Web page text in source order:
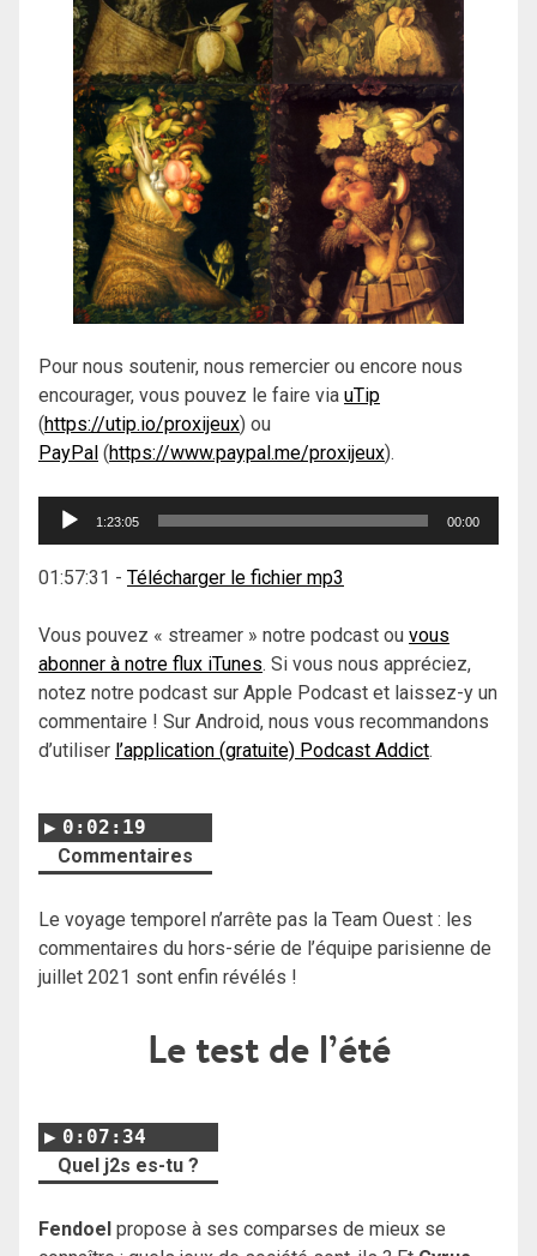
Pour nous soutenir, nous remercier ou encore nous
encourager, vous pouvez le faire via uTip
(https://utip.io/proxijeux) ou
PayPal (https://www.paypal.me/proxijeux).
Lecteur
1:23:05 00:00
01:57:31 - Télécharger le fichier mp3
Vous pouvez « streamer » notre podcast ou vous
abonner à notre flux iTunes. Si vous nous appréciez,
notez notre podcast sur Apple Podcast et laissez-y un
commentaire ! Sur Android, nous vous recommandons
d’utiliser l’application (gratuite) Podcast Addict.
0:02:19
Commentaires
Le voyage temporel n’arrête pas la Team Ouest : les
commentaires du hors-série de l’équipe parisienne de
juillet 2021 sont enfin révélés !
Le test de l’été
0:07:34
Quel j2s es-tu ?
Fendoel propose à ses comparses de mieux se